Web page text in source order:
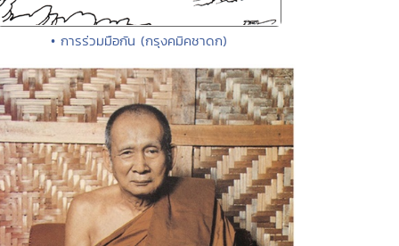
• การร่วมมือกัน (กรุงคมิคชาดก)